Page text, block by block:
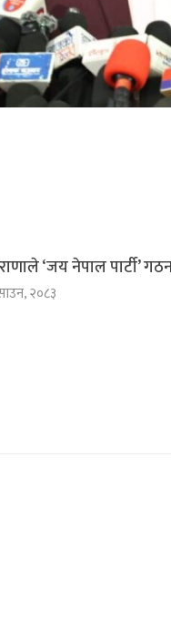
‘जय नेपाल पार्टी’
२०८३